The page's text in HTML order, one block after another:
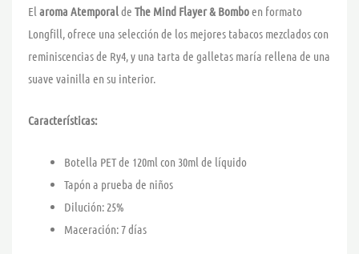
El aroma Atemporalde The Mind Flayer & Bomboen formato
Longfill, ofrece una selección de los mejores tabacos mezclados con
reminiscencias de Ry4, y una tarta de galletas maría rellena de una
suave vainilla en su interior.
Características:
Botella PET de 120ml con 30ml de líquido
Tapón a prueba de niños
Dilución: 25%
Maceración: 7 días